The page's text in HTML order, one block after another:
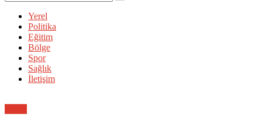
Gazetesi
Karacabey'in
kulağı,
Yerel
Politika
Eğitim
Bölge
Spor
Sağlık
İletişim